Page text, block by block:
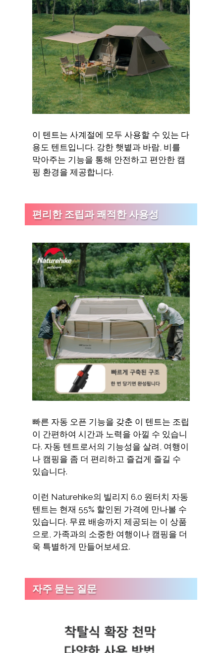
이 텐트는 사계절에 모두 사용할 수 있는 다
용도 텐트입니다. 강한 햇볕과 바람, 비를
막아주는 기능을 통해 안전하고 편안한 캠
핑 환경을 제공합니다.
편리한 조립과 쾌적한 사용성
빠른 자동 오픈 기능을 갖춘 이 텐트는 조립
이 간편하여 시간과 노력을 아낄 수 있습니
다. 자동 텐트로서의 기능성을 살려, 여행이
나 캠핑을 좀 더 편리하고 즐겁게 즐길 수
있습니다.
이런 Naturehike의 빌리지 6.0 원터치 자동
텐트는 현재 55% 할인된 가격에 만나볼 수
있습니다. 무료 배송까지 제공되는 이 상품
으로, 가족과의 소중한 여행이나 캠핑을 더
욱 특별하게 만들어보세요.
자주 묻는 질문